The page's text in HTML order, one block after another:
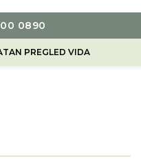
0890
PREGLED VIDA